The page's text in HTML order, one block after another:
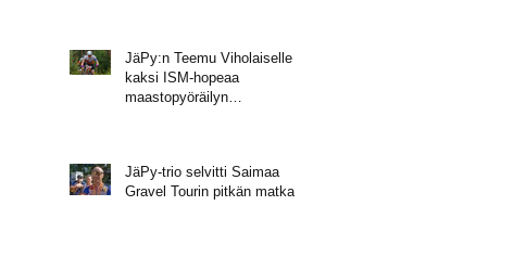
JäPy:n Teemu Viholaiselle
kaksi ISM-hopeaa
maastopyöräilyn
JäPy-trio selvitti Saimaa
Gravel Tourin pitkän matkan